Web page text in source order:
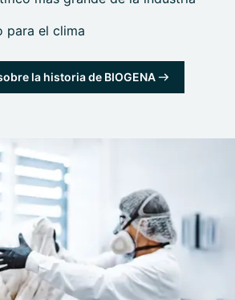
para el clima
la historia de BIOGENA